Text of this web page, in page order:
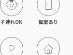
子連れOK 個室あり